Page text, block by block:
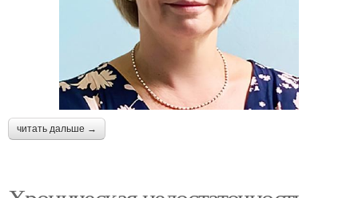
читать дальше →